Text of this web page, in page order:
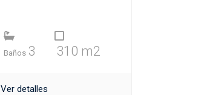
Baños 3 310 m2
Ver detalles